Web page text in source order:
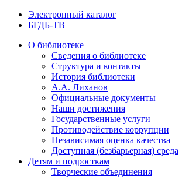
Электронный каталог
БГДБ-ТВ
О библиотеке
Сведения о библиотеке
Структура и контакты
История библиотеки
А.А. Лиханов
Официальные документы
Наши достижения
Государственные услуги
Противодействие коррупции
Независимая оценка качества
Доступная (безбарьерная) среда
Детям и подросткам
Творческие объединения